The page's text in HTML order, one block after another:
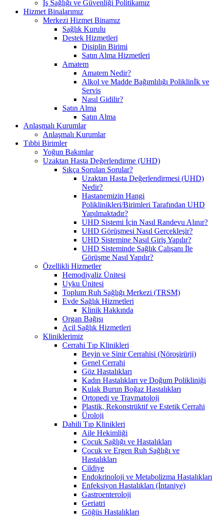
İş Sağlığı ve Güvenliği Politikamız
Hizmet Binalarımız
Merkezi Hizmet Binamız
Sağlık Kurulu
Destek Hizmetleri
Disiplin Birimi
Satın Alma Hizmetleri
Amatem
Amatem Nedir?
Alkol ve Madde Bağımlılığı Poliklinİk ve
Servis
Nasıl Gidilir?
Satın Alma
Satın Alma
Anlaşmalı Kurumlar
Anlaşmalı Kurumlar
Tıbbi Birimler
Yoğun Bakımlar
Uzaktan Hasta Değerlendirme (UHD)
Sıkça Sorulan Sorular?
Uzaktan Hasta Değerlendirmesi (UHD)
Nedir?
Hastanemizin Hangi
Poliklinikleri/Birimleri Tarafından UHD
Yapılmaktadır?
UHD Sistemi İçin Nasıl Randevu Alınır?
UHD Görüşmesi Nasıl Gerçekleşir?
UHD Sistemine Nasıl Giriş Yapılır?
UHD Sisteminde Sağlık Çalışanı İle
Görüşme Nasıl Yapılır?
Özellikli Hizmetler
Hemodiyaliz Ünitesi
Uyku Ünitesi
Toplum Ruh Sağlığı Merkezi (TRSM)
Evde Sağlık Hizmetleri
Klinik Hakkında
Organ Bağışı
Acil Sağlık Hizmetleri
Kliniklerimiz
Cerrahi Tıp Klinikleri
Beyin ve Sinir Cerrahisi (Nöroşirürji)
Genel Cerrahi
Göz Hastalıkları
Kadın Hastalıkları ve Doğum Polikliniği
Kulak Burun Boğaz Hastalıkları
Ortopedi ve Travmatoloji
Plastik, Rekonstrüktif ve Estetik Cerrahi
Üroloji
Dahili Tıp Klinikleri
Aile Hekimliği
Çocuk Sağlığı ve Hastalıkları
Çocuk ve Ergen Ruh Sağlığı ve
Hastalıkları
Cildiye
Endokrinoloji ve Metabolizma Hastalıkları
Enfeksiyon Hastalıkları (İntaniye)
Gastroenteroloji
Geriatri
Göğüs Hastalıkları